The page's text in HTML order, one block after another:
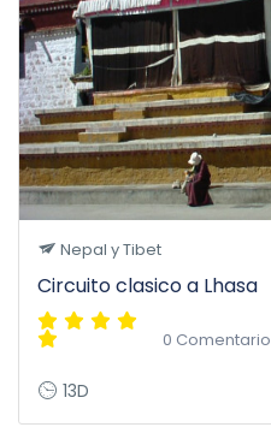
Nepal y Tibet
Circuito clasico a Lhasa
0 Comentario
13D